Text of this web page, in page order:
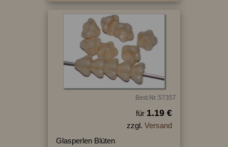
Best.Nr.:57357
für 1.19 €
zzgl. Versand
Glasperlen Blüten